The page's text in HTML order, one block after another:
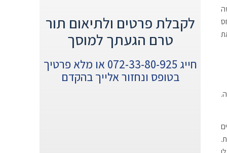
לקבלת פרטים ולתיאום תור
טרם הגעתך למוסך
חייג 072-33-80-925 או מלא פרטיך
בטופס ונחזור אלייך בהקדם